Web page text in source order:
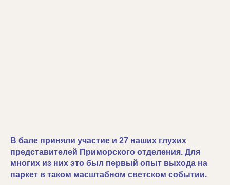
В бале приняли участие и 27 наших глухих
представителей Приморского отделения. Для
многих из них это был первый опыт выхода на
паркет в таком масштабном светском событии.